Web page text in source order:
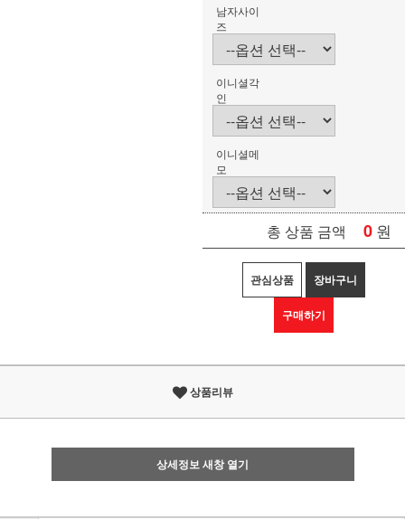
남자사이
즈
이니셜각
인
이니셜메
모
총 상품 금액 0 원
관심상품 장바구니
구매하기
상품리뷰
상세정보 새창 열기